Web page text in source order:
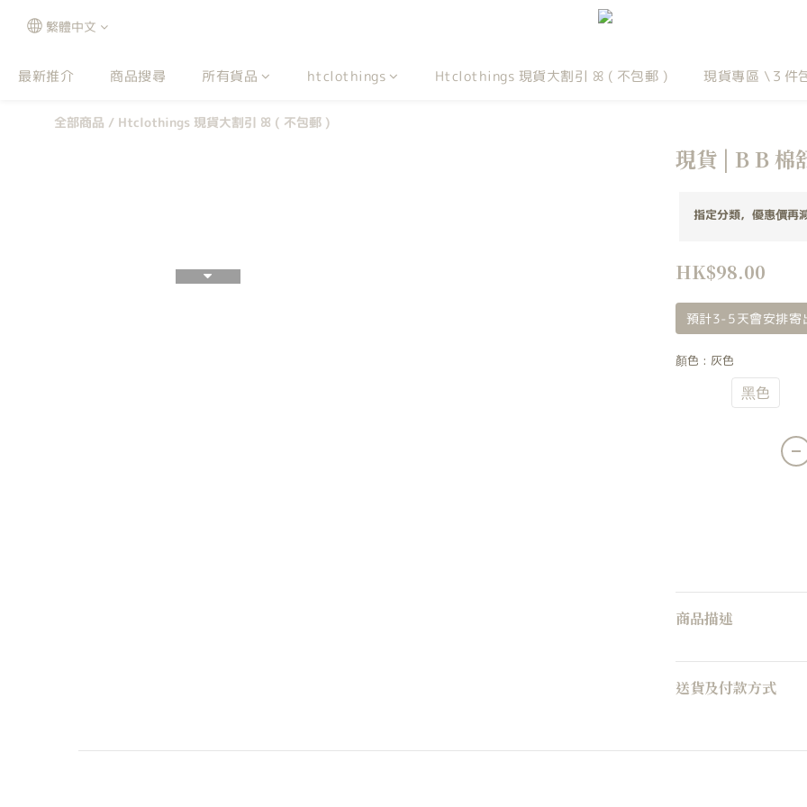
繁體中文
最新推介 商品搜尋 所有貨品 htclothings Htclothings 現貨大割引 ꕤ ( 不包郵 ) 現貨專區 \３件
全部商品 / Htclothings 現貨大割引 ꕤ ( 不包郵 )
現貨 | B B 棉
指定分類，優惠價再
HK$98.00
預計3-5天會安排寄
顏色 : 灰色
黑色
商品描述
送貨及付款方式